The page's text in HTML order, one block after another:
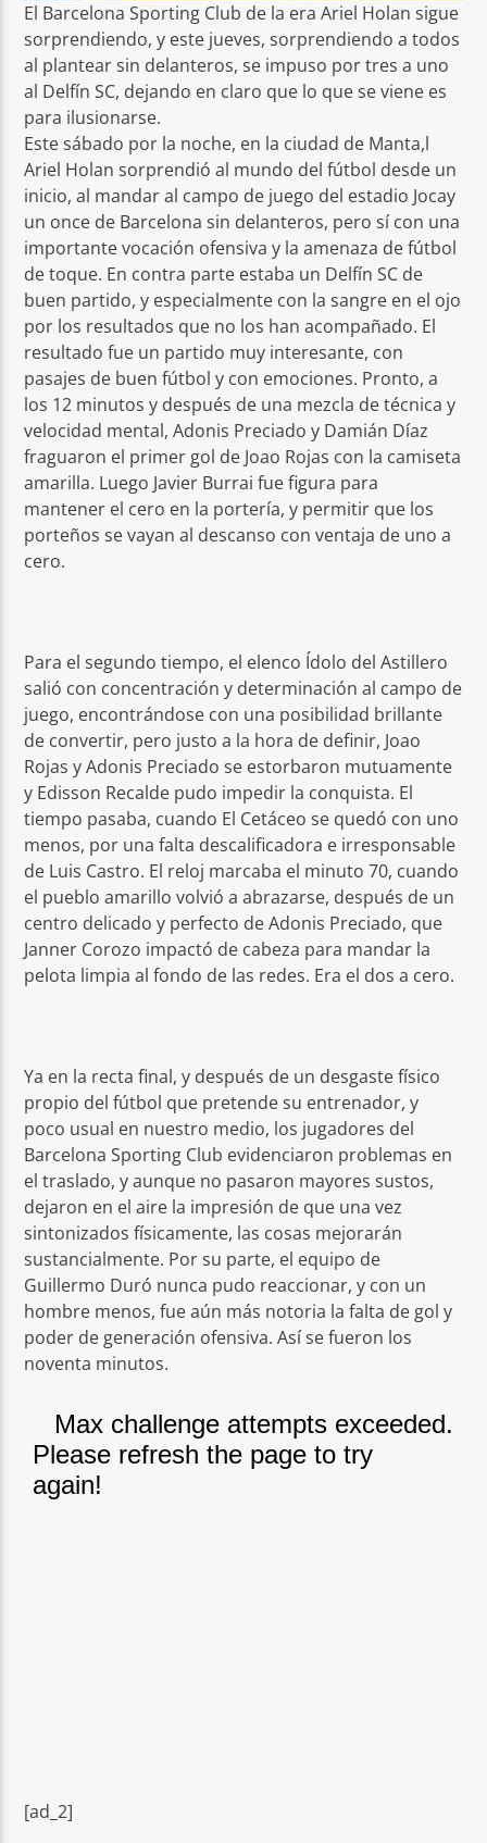
El Barcelona Sporting Club de la era Ariel Holan sigue
sorprendiendo, y este jueves, sorprendiendo a todos
al plantear sin delanteros, se impuso por tres a uno
al Delfín SC, dejando en claro que lo que se viene es
para ilusionarse.
Este sábado por la noche, en la ciudad de Manta,l
Ariel Holan sorprendió al mundo del fútbol desde un
inicio, al mandar al campo de juego del estadio Jocay
un once de Barcelona sin delanteros, pero sí con una
importante vocación ofensiva y la amenaza de fútbol
de toque. En contra parte estaba un Delfín SC de
buen partido, y especialmente con la sangre en el ojo
por los resultados que no los han acompañado. El
resultado fue un partido muy interesante, con
pasajes de buen fútbol y con emociones. Pronto, a
los 12 minutos y después de una mezcla de técnica y
velocidad mental, Adonis Preciado y Damián Díaz
fraguaron el primer gol de Joao Rojas con la camiseta
amarilla. Luego Javier Burrai fue figura para
mantener el cero en la portería, y permitir que los
porteños se vayan al descanso con ventaja de uno a
cero.
Para el segundo tiempo, el elenco Ídolo del Astillero
salió con concentración y determinación al campo de
juego, encontrándose con una posibilidad brillante
de convertir, pero justo a la hora de definir, Joao
Rojas y Adonis Preciado se estorbaron mutuamente
y Edisson Recalde pudo impedir la conquista. El
tiempo pasaba, cuando El Cetáceo se quedó con uno
menos, por una falta descalificadora e irresponsable
de Luis Castro. El reloj marcaba el minuto 70, cuando
el pueblo amarillo volvió a abrazarse, después de un
centro delicado y perfecto de Adonis Preciado, que
Janner Corozo impactó de cabeza para mandar la
pelota limpia al fondo de las redes. Era el dos a cero.
Ya en la recta final, y después de un desgaste físico
propio del fútbol que pretende su entrenador, y
poco usual en nuestro medio, los jugadores del
Barcelona Sporting Club evidenciaron problemas en
el traslado, y aunque no pasaron mayores sustos,
dejaron en el aire la impresión de que una vez
sintonizados físicamente, las cosas mejorarán
sustancialmente. Por su parte, el equipo de
Guillermo Duró nunca pudo reaccionar, y con un
hombre menos, fue aún más notoria la falta de gol y
poder de generación ofensiva. Así se fueron los
noventa minutos.
[ad_2]